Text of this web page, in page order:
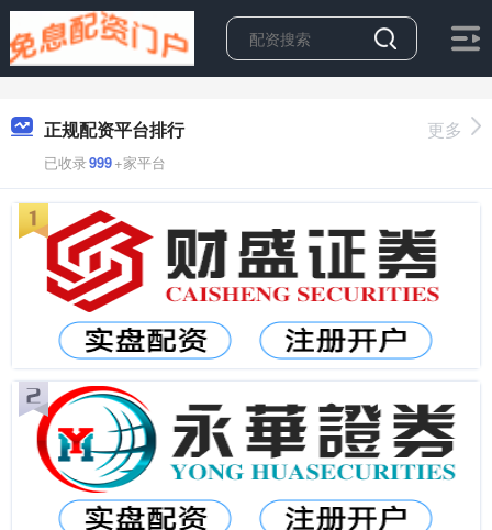
正规配资平台排行
已收录999+家平台
更多